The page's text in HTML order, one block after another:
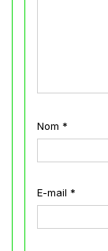
Nom *
E-mail *